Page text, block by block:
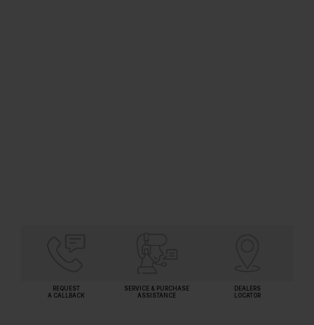
REQUEST
A CALLBACK
SERVICE & PURCHASE
ASSISTANCE
DEALERS
LOCATOR